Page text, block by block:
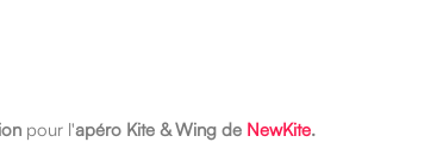
pour l'apéro Kite & Wing de NewKite.